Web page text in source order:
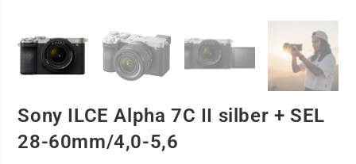
Sony ILCE Alpha 7C II silber + SEL
28-60mm/4,0-5,6